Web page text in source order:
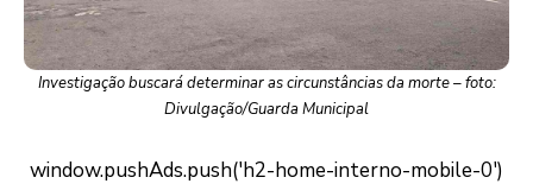
Investigação buscará determinar as circunstâncias da morte – foto:
Divulgação/Guarda Municipal